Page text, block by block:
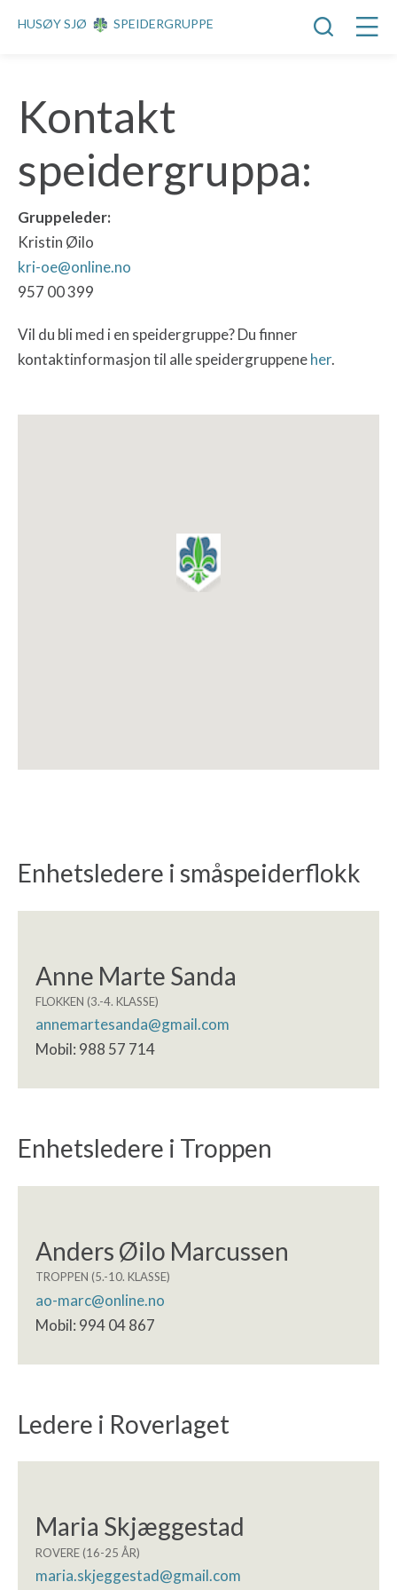
HUSØY SJØ SPEIDERGRUPPE
Kontakt
speidergruppa:
Gruppeleder:
Kristin Øilo
kri-oe@online.no
957 00 399
Vil du bli med i en speidergruppe? Du finner
kontaktinformasjon til alle speidergruppeneher.
Enhetsledere i småspeiderflokk
Anne Marte Sanda
FLOKKEN (3.-4. KLASSE)
annemartesanda@gmail.com
Mobil: 988 57 714
Enhetsledere i Troppen
Anders Øilo Marcussen
TROPPEN (5.-10. KLASSE)
ao-marc@online.no
Mobil: 994 04 867
Ledere i Roverlaget
Maria Skjæggestad
ROVERE (16-25 ÅR)
maria.skjeggestad@gmail.com